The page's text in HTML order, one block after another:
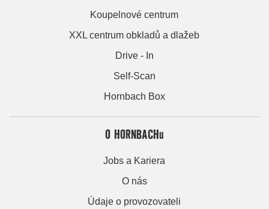
Koupelnové centrum
XXL centrum obkladů a dlažeb
Drive - In
Self-Scan
Hornbach Box
O HORNBACHu
Jobs a Kariera
O nás
Údaje o provozovateli